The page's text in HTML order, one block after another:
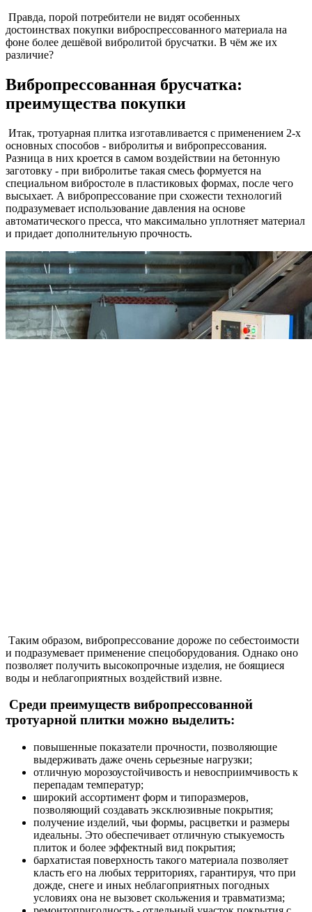
Правда, порой потребители не видят особенных
достоинствах покупки виброспрессованного материала на
фоне более дешёвой вибролитой брусчатки. В чём же их
различие?
Вибропрессованная брусчатка:
преимущества покупки
Итак, тротуарная плитка изготавливается с применением 2-х
основных способов - вибролитья и вибропрессования.
Разница в них кроется в самом воздействии на бетонную
заготовку - при вибролитье такая смесь формуется на
специальном вибростоле в пластиковых формах, после чего
высыхает. А вибропрессование при схожести технологий
подразумевает использование давления на основе
автоматического пресса, что максимально уплотняет материал
и придает дополнительную прочность.
Таким образом, вибропрессование дороже по себестоимости
и подразумевает применение спецоборудования. Однако оно
позволяет получить высокопрочные изделия, не боящиеся
воды и неблагоприятных воздействий извне.
Среди преимуществ вибропрессованной
тротуарной плитки можно выделить:
повышенные показатели прочности, позволяющие
выдерживать даже очень серьезные нагрузки;
отличную морозоустойчивость и невосприимчивость к
перепадам температур;
широкий ассортимент форм и типоразмеров,
позволяющий создавать эксклюзивные покрытия;
получение изделий, чьи формы, расцветки и размеры
идеальны. Это обеспечивает отличную стыкуемость
плиток и более эффектный вид покрытия;
бархатистая поверхность такого материала позволяет
класть его на любых территориях, гарантируя, что при
дожде, снеге и иных неблагоприятных погодных
условиях она не вызовет скольжения и травматизма;